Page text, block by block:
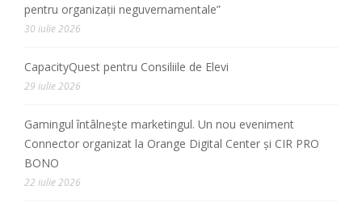
pentru organizații neguvernamentale”
30 iulie 2026
CapacityQuest pentru Consiliile de Elevi
29 iulie 2026
Gamingul întâlnește marketingul. Un nou eveniment
Connector organizat la Orange Digital Center și CIR PRO
BONO
22 iulie 2026